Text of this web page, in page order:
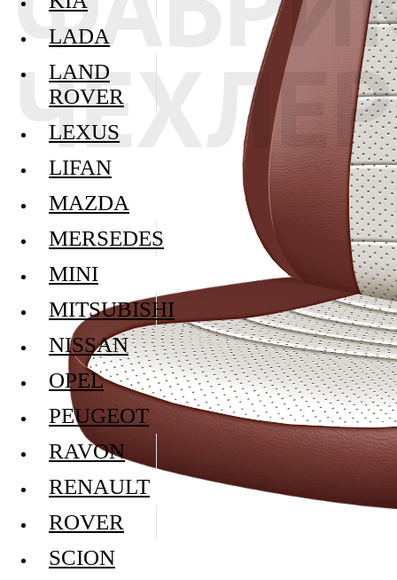
LADA
LAND
ROVER
LEXUS
LIFAN
MAZDA
MERSEDES
MINI
MITSUBISHI
NISSAN
OPEL
PEUGEOT
RAVON
RENAULT
ROVER
SCION